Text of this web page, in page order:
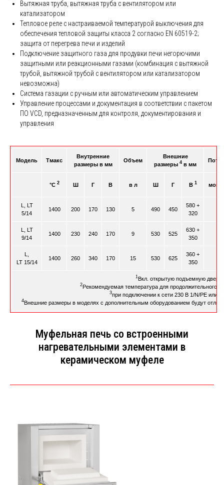
Вытяжная труба, вытяжная труба с вентилятором или
катализатором
Тепловое реле с настраиваемой температурой выключения для
обеспечения тепловой защиты класса 2 согласно EN 60519-2;
защита от перегрева печи и изделий
Подключение защитного газа для продувки печи негорючими
защитными или реакционными газами (комбинация с вытяжной
трубой, вытяжной трубой с вентилятором или катализатором
невозможна)
Система газации с ручным или автоматическим управлением
Управление процессами и документация в соответствии с пакетом
ПО VCD, предназначенным для контроля, документирования и
управления
Модель Tмакс
Внутренние
размеры в мм
Объем
Внешние
размеры4 в мм
°C 2 Ш Г В в л Ш Г В 1
L, LT
5/14
1400 200 170 130 5 490 450
580 +
320
L, LT
9/14
1400 230 240 170 9 530 525
630 +
350
L,
LT 15/14
1400 260 340 170 15 530 625
360 +
350
1Вкл. открытую подъемную
2Рекомендуемая температура для продолжительного
3при подключении к сети 230 В 1/N/PE или
4Внешние размеры в моделях с дополнительным оборудованием будут
Муфельная печь со встроенными
нагревательными элементами в
керамическом муфеле